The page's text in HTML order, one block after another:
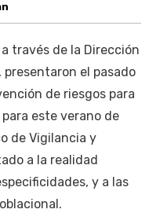
través de la Dirección
presentaron el pasado
de riesgos para
este verano de
de Vigilancia y
a la realidad
y a las